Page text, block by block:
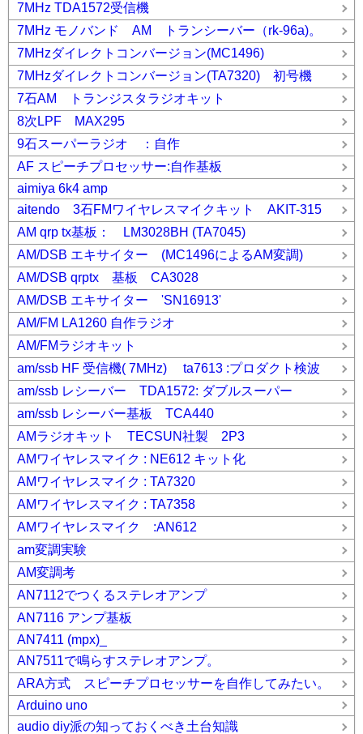
7MHz TDA1572受信機
7MHz モノバンド AM トランシーバー（rk-96a)。
7MHzダイレクトコンバージョン(MC1496)
7MHzダイレクトコンバージョン(TA7320) 初号機
7石AM トランジスタラジオキット
8次LPF MAX295
9石スーパーラジオ ：自作
AF スピーチプロセッサー:自作基板
aimiya 6k4 amp
aitendo 3石FMワイヤレスマイクキット AKIT-315
AM qrp tx基板： LM3028BH (TA7045)
AM/DSB エキサイター (MC1496によるAM変調)
AM/DSB qrptx 基板 CA3028
AM/DSB エキサイター 'SN16913'
AM/FM LA1260 自作ラジオ
AM/FMラジオキット
am/ssb HF 受信機( 7MHz) ta7613 :プロダクト検波
am/ssb レシーバー TDA1572: ダブルスーパー
am/ssb レシーバー基板 TCA440
AMラジオキット TECSUN社製 2P3
AMワイヤレスマイク : NE612 キット化
AMワイヤレスマイク : TA7320
AMワイヤレスマイク : TA7358
AMワイヤレスマイク :AN612
am変調実験
AM変調考
AN7112でつくるステレオアンプ
AN7116 アンプ基板
AN7411 (mpx)_
AN7511で鳴らすステレオアンプ。
ARA方式 スピーチプロセッサーを自作してみたい。
Arduino uno
audio diy派の知っておくべき土台知識